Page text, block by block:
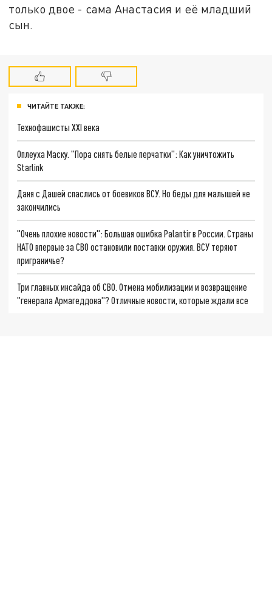
только двое - сама Анастасия и её младший
сын.
ЧИТАЙТЕ ТАКЖЕ:
Технофашисты XXI века
Оплеуха Маску. "Пора снять белые перчатки": Как уничтожить
Starlink
Даня с Дашей спаслись от боевиков ВСУ. Но беды для малышей не
закончились
"Очень плохие новости": Большая ошибка Palantir в России. Страны
НАТО впервые за СВО остановили поставки оружия. ВСУ теряют
приграничье?
Три главных инсайда об СВО. Отмена мобилизации и возвращение
"генерала Армагеддона"? Отличные новости, которые ждали все